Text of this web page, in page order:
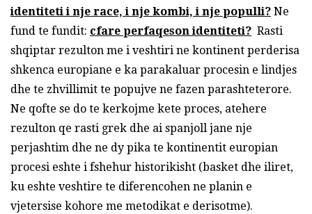
identiteti i nje race, i nje kombi, i nje populli? Ne
fund te fundit: cfare perfaqeson identiteti? Rasti
shqiptar rezulton me i veshtiri ne kontinent perderisa
shkenca europiane e ka parakaluar procesin e lindjes
dhe te zhvillimit te popujve ne fazen parashteterore.
Ne qofte se do te kerkojme kete proces, atehere
rezulton qe rasti grek dhe ai spanjoll jane nje
perjashtim dhe ne dy pika te kontinentit europian
procesi eshte i fshehur historikisht (basket dhe iliret,
ku eshte veshtire te diferencohen ne planin e
vjetersise kohore me metodikat e derisotme).